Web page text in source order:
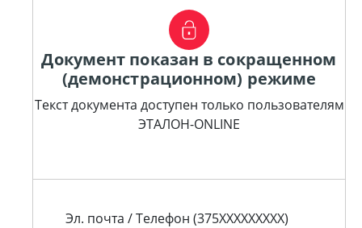
Документ показан в сокращенном
(демонстрационном) режиме
Текст документа доступен только пользователям
ЭТАЛОН-ONLINE
Эл. почта / Телефон (375XXXXXXXXX)